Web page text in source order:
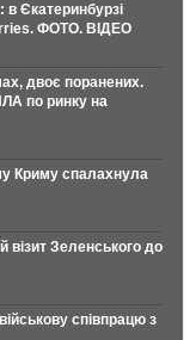
в Єкатеринбурзі
ФОТО. ВІДЕО
двоє поранених.
по ринку на
Криму спалахнула
візит Зеленського до
співпрацю з